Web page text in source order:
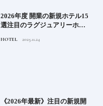
2026年度 開業の新規ホテル15
選注目のラグジュアリーホテ
ィホテルまでご紹介【後編】
HOTEL 2025.11.24
《2026年最新》注目の新規開